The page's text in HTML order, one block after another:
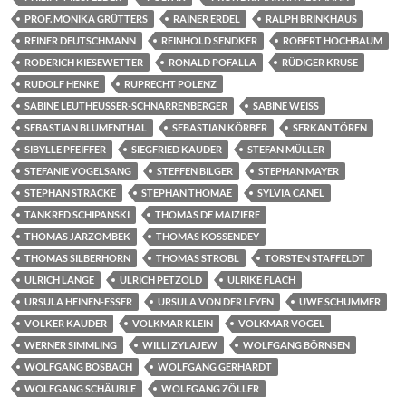
PROF. MONIKA GRÜTTERS
RAINER ERDEL
RALPH BRINKHAUS
REINER DEUTSCHMANN
REINHOLD SENDKER
ROBERT HOCHBAUM
RODERICH KIESEWETTER
RONALD POFALLA
RÜDIGER KRUSE
RUDOLF HENKE
RUPRECHT POLENZ
SABINE LEUTHEUSSER-SCHNARRENBERGER
SABINE WEISS
SEBASTIAN BLUMENTHAL
SEBASTIAN KÖRBER
SERKAN TÖREN
SIBYLLE PFEIFFER
SIEGFRIED KAUDER
STEFAN MÜLLER
STEFANIE VOGELSANG
STEFFEN BILGER
STEPHAN MAYER
STEPHAN STRACKE
STEPHAN THOMAE
SYLVIA CANEL
TANKRED SCHIPANSKI
THOMAS DE MAIZIERE
THOMAS JARZOMBEK
THOMAS KOSSENDEY
THOMAS SILBERHORN
THOMAS STROBL
TORSTEN STAFFELDT
ULRICH LANGE
ULRICH PETZOLD
ULRIKE FLACH
URSULA HEINEN-ESSER
URSULA VON DER LEYEN
UWE SCHUMMER
VOLKER KAUDER
VOLKMAR KLEIN
VOLKMAR VOGEL
WERNER SIMMLING
WILLI ZYLAJEW
WOLFGANG BÖRNSEN
WOLFGANG BOSBACH
WOLFGANG GERHARDT
WOLFGANG SCHÄUBLE
WOLFGANG ZÖLLER